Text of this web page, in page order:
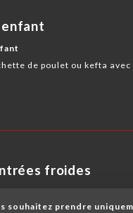
desserts
de poulet ou kefta
froides
souhaitez prendre